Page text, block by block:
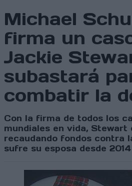
Michael
firma un
Jackie
subastará
combatir la
Con la firma de todos los
mundiales en vida, Stewart
recaudando fondos contra
sufre su esposa desde 2014